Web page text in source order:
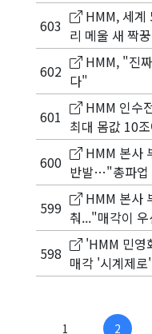
603
HMM, 세계
리 메울 새 짝
602
HMM, "진
다"
601
HMM 인수
최대 몸값 10
600
HMM 본사
반발…"총파업
599
HMM 본사
춰..."매각이
598
'HMM 민영
매각 '시계제로'
1 2